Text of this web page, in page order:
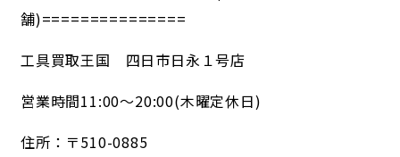
舗)===============
工具買取王国 四日市日永１号店
営業時間11:00～20:00(木曜定休日)
住所：〒510-0885